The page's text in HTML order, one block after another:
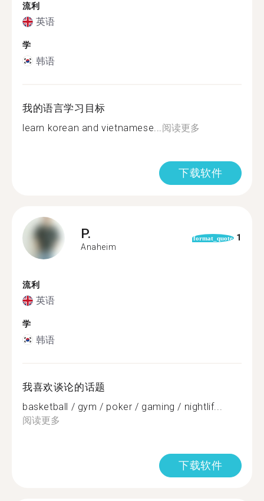
流利
英语
学
韩语
我的语言学习目标
learn korean and vietnamese... 阅读更多
下载软件
P.
Anaheim
format_quote 1
流利
英语
学
韩语
我喜欢谈论的话题
basketball / gym / poker / gaming / nightlif...
阅读更多
下载软件